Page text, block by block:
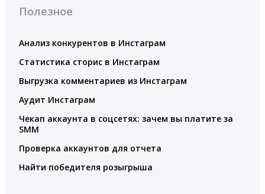
Полезное
Анализ конкурентов в Инстаграм
Статистика сторис в Инстаграм
Выгрузка комментариев из Инстаграм
Аудит Инстаграм
Чекап аккаунта в соцсетях: зачем вы платите за
SMM
Проверка аккаунтов для отчета
Найти победителя розыгрыша